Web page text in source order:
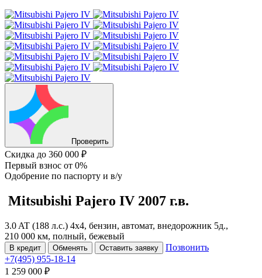
Проверить
Скидка до 360 000 ₽
Первый взнос от 0%
Одобрение по паспорту и в/у
Mitsubishi Pajero IV 2007 г.в.
3.0 AT (188 л.с.) 4x4, бензин, автомат, внедорожник 5д.,
210 000 км, полный, бежевый
В кредит Обменять Оставить заявку
Позвонить
+7(495) 955-18-14
1 259 000 ₽